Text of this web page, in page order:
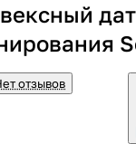
отзывов